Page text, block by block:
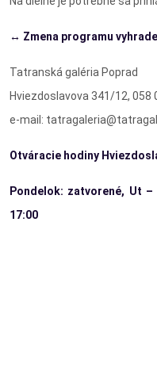
↔ Zmena programu
Tatranská galéria Poprad
Hviezdoslavova 341/12, 058
e-mail:
Otváracie hodiny
Pondelok: zatvorené, Ut –
17:00